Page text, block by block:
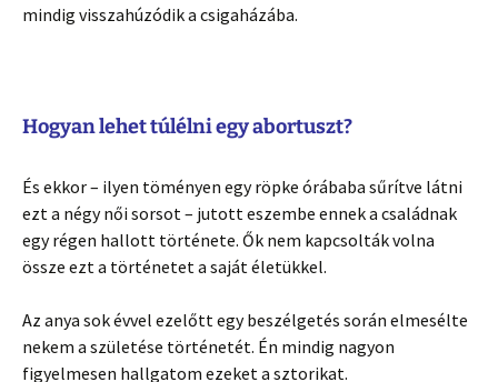
mindig visszahúzódik a csigaházába.
Hogyan lehet túlélni egy abortuszt?
És ekkor – ilyen töményen egy röpke órábaba sűrítve látni
ezt a négy női sorsot – jutott eszembe ennek a családnak
egy régen hallott története. Ők nem kapcsolták volna
össze ezt a történetet a saját életükkel.
Az anya sok évvel ezelőtt egy beszélgetés során elmesélte
nekem a születése történetét. Én mindig nagyon
figyelmesen hallgatom ezeket a sztorikat.